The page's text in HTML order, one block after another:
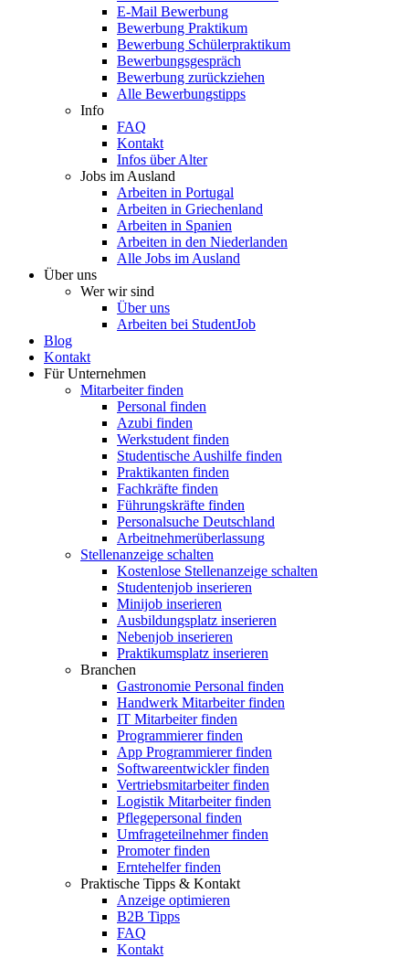
E-Mail Bewerbung
Bewerbung Praktikum
Bewerbung Schülerpraktikum
Bewerbungsgespräch
Bewerbung zurückziehen
Alle Bewerbungstipps
Info
FAQ
Kontakt
Infos über Alter
Jobs im Ausland
Arbeiten in Portugal
Arbeiten in Griechenland
Arbeiten in Spanien
Arbeiten in den Niederlanden
Alle Jobs im Ausland
Über uns
Wer wir sind
Über uns
Arbeiten bei StudentJob
Blog
Kontakt
Für Unternehmen
Mitarbeiter finden
Personal finden
Azubi finden
Werkstudent finden
Studentische Aushilfe finden
Praktikanten finden
Fachkräfte finden
Führungskräfte finden
Personalsuche Deutschland
Arbeitnehmerüberlassung
Stellenanzeige schalten
Kostenlose Stellenanzeige schalten
Studentenjob inserieren
Minijob inserieren
Ausbildungsplatz inserieren
Nebenjob inserieren
Praktikumsplatz inserieren
Branchen
Gastronomie Personal finden
Handwerk Mitarbeiter finden
IT Mitarbeiter finden
Programmierer finden
App Programmierer finden
Softwareentwickler finden
Vertriebsmitarbeiter finden
Logistik Mitarbeiter finden
Pflegepersonal finden
Umfrageteilnehmer finden
Promoter finden
Erntehelfer finden
Praktische Tipps & Kontakt
Anzeige optimieren
B2B Tipps
FAQ
Kontakt